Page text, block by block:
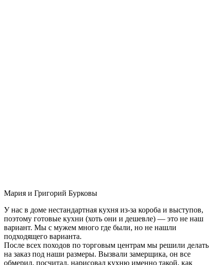
Мария и Григорий Бурковы
У нас в доме нестандартная кухня из-за короба и выступов,
поэтому готовые кухни (хоть они и дешевле) — это не наш
вариант. Мы с мужем много где были, но не нашли
подходящего варианта.
После всех походов по торговым центрам мы решили делать
на заказ под наши размеры. Вызвали замерщика, он все
обмерил, посчитал, нарисовал кухню именно такой, как